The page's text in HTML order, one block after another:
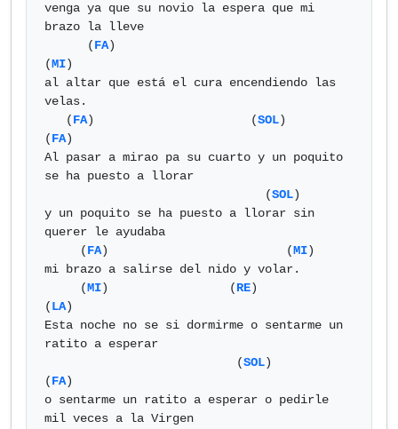
venga ya que su novio la espera que mi
brazo la lleve
      (
FA)
(MI)
al altar que está el cura encendiendo las
velas.
   (
FA)                      (SOL)
(FA)
Al pasar a mirao pa su cuarto y un poquito
se ha puesto a llorar
                               (
SOL)
y un poquito se ha puesto a llorar sin
querer le ayudaba
     (
FA)                         (MI)
mi brazo a salirse del nido y volar.
     (
MI)                 (RE)
(LA)
Esta noche no se si dormirme o sentarme un
ratito a esperar
                           (
SOL)
(FA)
o sentarme un ratito a esperar o pedirle
mil veces a la Virgen